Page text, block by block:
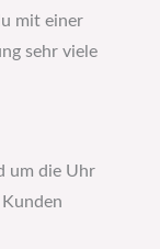
mit einer
sehr viele
um die Uhr